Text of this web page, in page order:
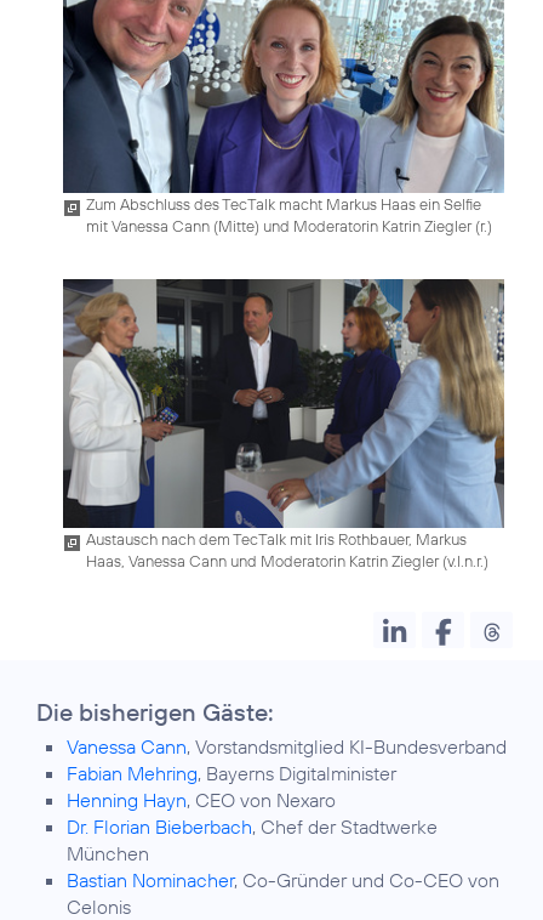
Zum Abschluss des TecTalk macht Markus Haas ein Selfie
mit Vanessa Cann (Mitte) und Moderatorin Katrin Ziegler (r.)
Austausch nach dem TecTalk mit Iris Rothbauer, Markus
Haas, Vanessa Cann und Moderatorin Katrin Ziegler (v.l.n.r.)
Die bisherigen Gäste:
Vanessa Cann, Vorstandsmitglied KI-Bundesverband
Fabian Mehring, Bayerns Digitalminister
Henning Hayn, CEO von Nexaro
Dr. Florian Bieberbach, Chef der Stadtwerke
München
Bastian Nominacher, Co-Gründer und Co-CEO von
Celonis